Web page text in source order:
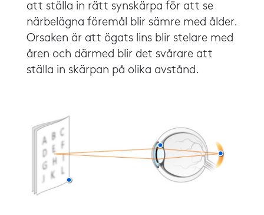
att ställa in rätt synskärpa för att se
närbelägna föremål blir sämre med ålder.
Orsaken är att ögats lins blir stelare med
åren och därmed blir det svårare att
ställa in skärpan på olika avstånd.